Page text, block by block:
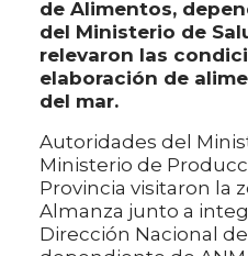
de Alimentos,
del Ministerio de
relevaron las
elaboración de
del mar.
Autoridades del
Ministerio de
Provincia visitaron la
Almanza junto a
Dirección Nacional